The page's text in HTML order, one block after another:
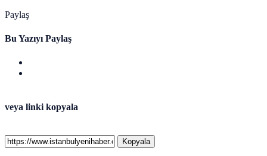
Paylaş
Bu Yazıyı Paylaş
veya linki kopyala
Kopyala